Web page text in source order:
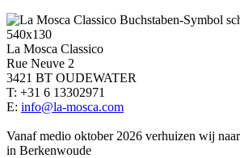
La Mosca Classico
Rue Neuve 2
3421 BT OUDEWATER
T: +31 6 13302971
E: info@la-mosca.com
Vanaf medio oktober 2026 verhuizen wij
in Berkenwoude